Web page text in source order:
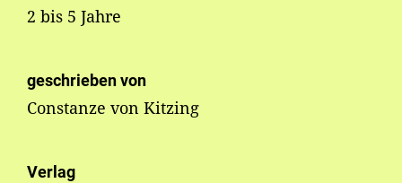
2 bis 5 Jahre
geschrieben von
Constanze von Kitzing
Verlag